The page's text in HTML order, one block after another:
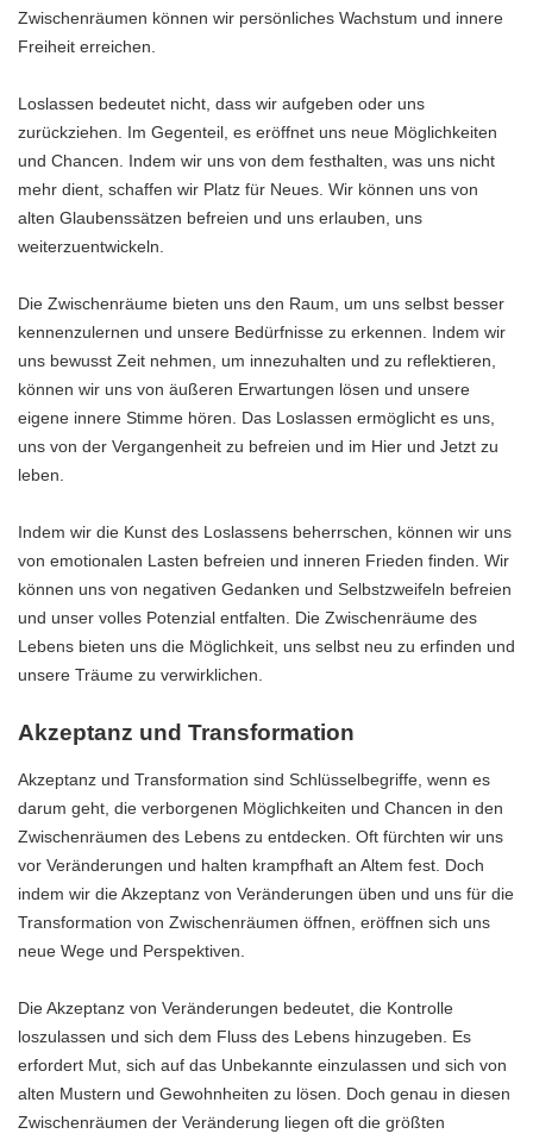
Zwischenräumen können wir persönliches Wachstum und innere
Freiheit erreichen.
Loslassen bedeutet nicht, dass wir aufgeben oder uns
zurückziehen. Im Gegenteil, es eröffnet uns neue Möglichkeiten
und Chancen. Indem wir uns von dem festhalten, was uns nicht
mehr dient, schaffen wir Platz für Neues. Wir können uns von
alten Glaubenssätzen befreien und uns erlauben, uns
weiterzuentwickeln.
Die Zwischenräume bieten uns den Raum, um uns selbst besser
kennenzulernen und unsere Bedürfnisse zu erkennen. Indem wir
uns bewusst Zeit nehmen, um innezuhalten und zu reflektieren,
können wir uns von äußeren Erwartungen lösen und unsere
eigene innere Stimme hören. Das Loslassen ermöglicht es uns,
uns von der Vergangenheit zu befreien und im Hier und Jetzt zu
leben.
Indem wir die Kunst des Loslassens beherrschen, können wir uns
von emotionalen Lasten befreien und inneren Frieden finden. Wir
können uns von negativen Gedanken und Selbstzweifeln befreien
und unser volles Potenzial entfalten. Die Zwischenräume des
Lebens bieten uns die Möglichkeit, uns selbst neu zu erfinden und
unsere Träume zu verwirklichen.
Akzeptanz und Transformation
Akzeptanz und Transformation sind Schlüsselbegriffe, wenn es
darum geht, die verborgenen Möglichkeiten und Chancen in den
Zwischenräumen des Lebens zu entdecken. Oft fürchten wir uns
vor Veränderungen und halten krampfhaft an Altem fest. Doch
indem wir die Akzeptanz von Veränderungen üben und uns für die
Transformation von Zwischenräumen öffnen, eröffnen sich uns
neue Wege und Perspektiven.
Die Akzeptanz von Veränderungen bedeutet, die Kontrolle
loszulassen und sich dem Fluss des Lebens hinzugeben. Es
erfordert Mut, sich auf das Unbekannte einzulassen und sich von
alten Mustern und Gewohnheiten zu lösen. Doch genau in diesen
Zwischenräumen der Veränderung liegen oft die größten